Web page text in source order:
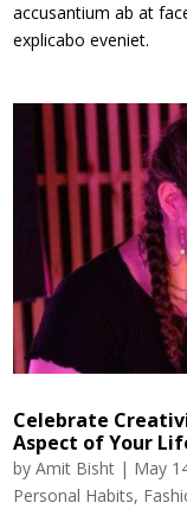
accusantium ab at
explicabo eveniet.
Celebrate
Aspect of Your
byAmit Bisht | May
Personal Habits,